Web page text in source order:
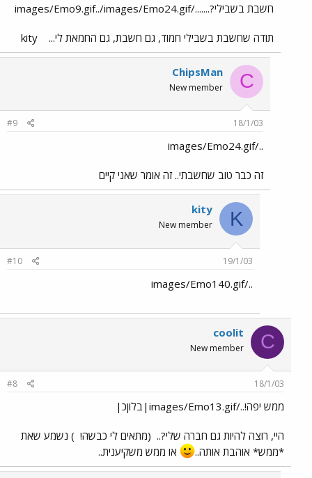
חשבת בשבילי?......./images/Emo9.gif../images/Emo24.gif
תודה שחשבת בשבילי חמוד, גם חשבת, גם החמאת לי...
C
ChipsMan
New member
18/1/03
#9
../images/Emo24.gif
זה כבר טוב שחשבתי.. זה אומר שאני קיים
K
kity
New member
19/1/03
#10
../images/Emo140.gif
C
coolit
New member
18/1/03
#8
ממש יפה!../images/Emo13.gif|בלוןכ|
היי, רוצה להיות גם חברה שלי?.. (מתאים לי כבשה! ) נשמע שאת
*ממש* אוהבת אותה..
או ממש משקיענית..